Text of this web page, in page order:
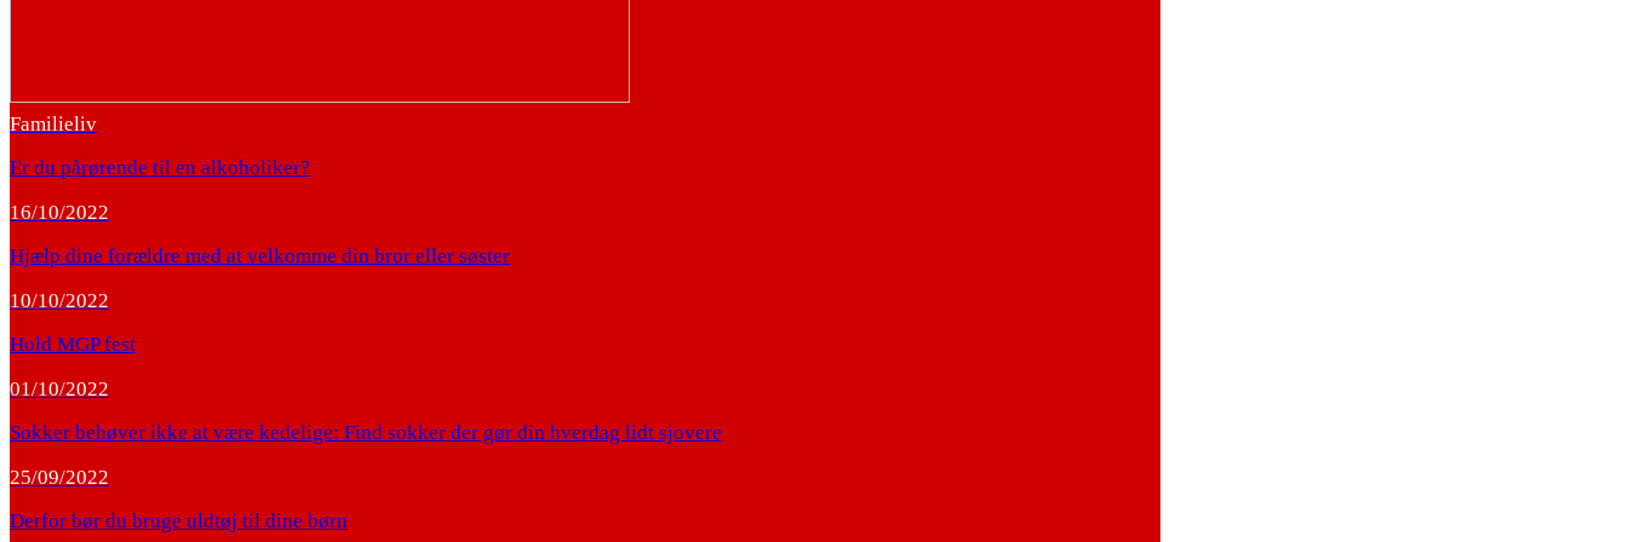
Familieliv
Er du pårørende til en alkoholiker?
16/10/2022
Hjælp dine forældre med at velkomme din bror eller søster
10/10/2022
Hold MGP fest
01/10/2022
Sokker behøver ikke at være kedelige: Find sokker der gør din hverdag lidt sjovere
25/09/2022
Derfor bør du bruge uldtøj til dine børn